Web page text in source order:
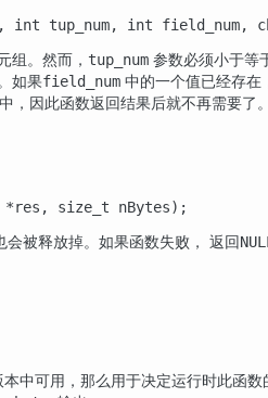
int tup_num, int
组。然而， tup_num 参数必须小于等
如果field_num 中的一个值已经存在
，因此函数返回结果后就不再需要了
*res, size_t nBytes);
被释放掉。如果函数失败， 返回NULL
中可用，那么用于决定运行时此函